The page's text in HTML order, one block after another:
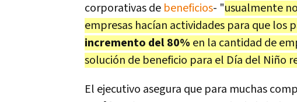
corporativas de beneficios- "usualmente
empresas hacían actividades para que los
incremento del 80% en la cantidad de
solución de beneficio para el Día del Niño
El ejecutivo asegura que para muchas